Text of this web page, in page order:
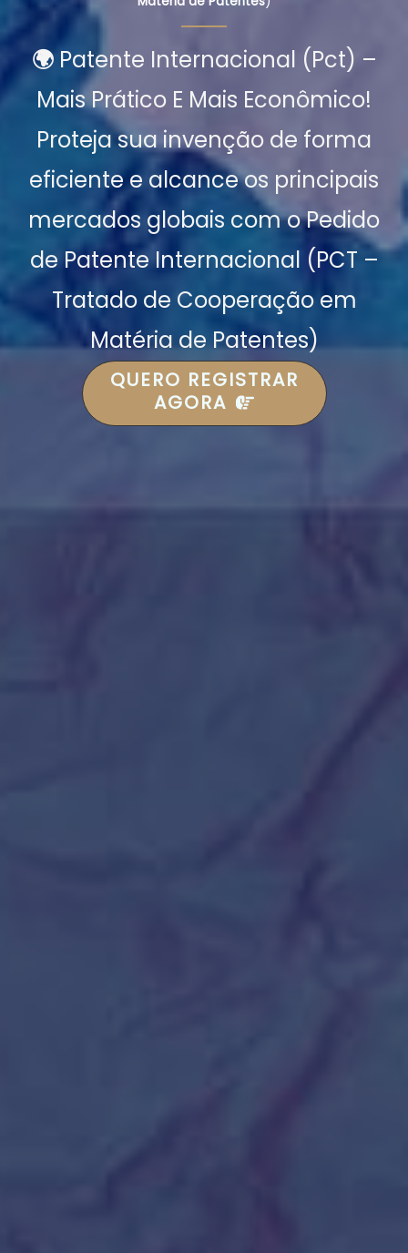
🌍Patente Internacional (Pct) –
Mais Prático E Mais Econômico!
Proteja sua invenção de forma
eficiente e alcance os principais
mercados globais com o Pedido
de Patente Internacional (PCT –
Tratado de Cooperação em
Matéria de Patentes)
QUERO REGISTRAR
AGORA